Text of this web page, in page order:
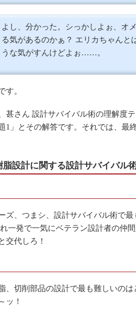
よし、分かった。シっかしよぉ、オ
る気があるのかぁ？ エリカちゃんと
うな気がすんけどよぉ……。
す。
甚さん 設計サバイバル術の理解度
1」とその解答です。それでは、最
脂設計に関する設計サバイバル
ズ、つまシ、設計サバイバル術で最
一発で一気にベテラン設計者の仲
交代しろ！
、切削部品の設計で最も難しいのは
ッ！